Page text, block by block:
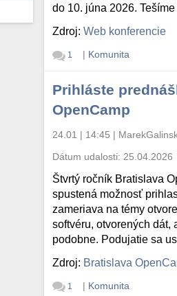
do 10. júna 2026.
Zdroj:Web konferencie
1 | Komunita
Prihláste
OpenCamp
24.01 | 14:45 |
Dátum udalosti: 25.04.2026
Štvrtý ročník Bratislava
spustená možnosť
zameriava na témy
softvéru, otvorených dát,
podobne. Podujatie sa
Zdroj: Bratislava
1 | Komunita